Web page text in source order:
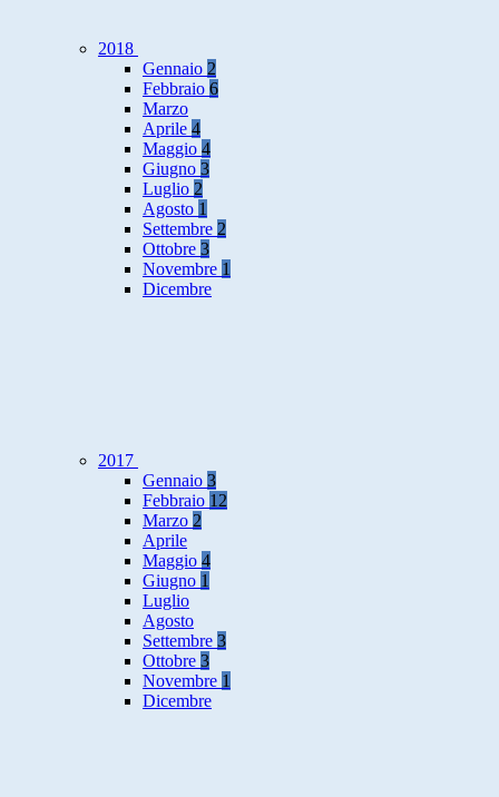
2018
Gennaio 2
Febbraio 6
Marzo
Aprile 4
Maggio 4
Giugno 3
Luglio 2
Agosto 1
Settembre 2
Ottobre 3
Novembre 1
Dicembre
2017
Gennaio 3
Febbraio 12
Marzo 2
Aprile
Maggio 4
Giugno 1
Luglio
Agosto
Settembre 3
Ottobre 3
Novembre 1
Dicembre